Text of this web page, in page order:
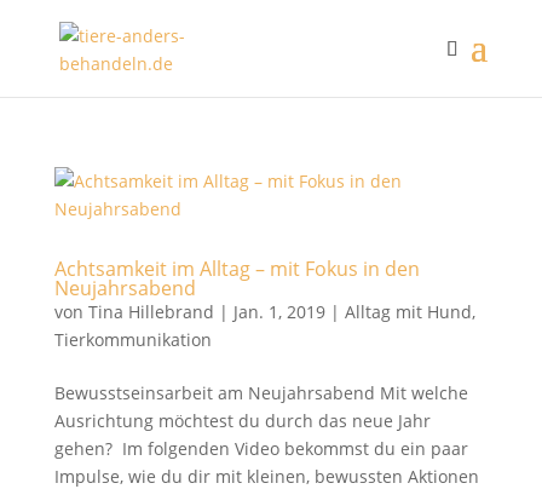
Achtsamkeit im Alltag – mit Fokus in den
Neujahrsabend
von Tina Hillebrand | Jan. 1, 2019| Alltag mit Hund,
Tierkommunikation
Bewusstseinsarbeit am Neujahrsabend Mit welche
Ausrichtung möchtest du durch das neue Jahr
gehen? Im folgenden Video bekommst du ein paar
Impulse, wie du dir mit kleinen, bewussten Aktionen